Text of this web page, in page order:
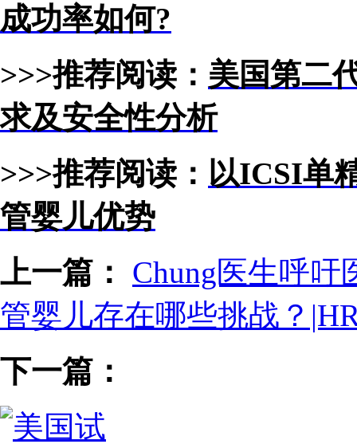
成功率如何?
>>>推荐阅读： 美国第二
求及安全性分析
>>>推荐阅读： 以ICSI单
管婴儿优势
上一篇：
Chung医生呼
管婴儿存在哪些挑战？
下一篇：